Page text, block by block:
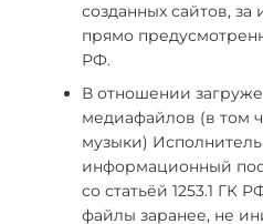
созданных сайтов,
прямо
РФ.
В отношении
медиафайлов (в том
музыки) Исполнитель
информационный
со статьёй 1253.1 ГК
файлы заранее, не